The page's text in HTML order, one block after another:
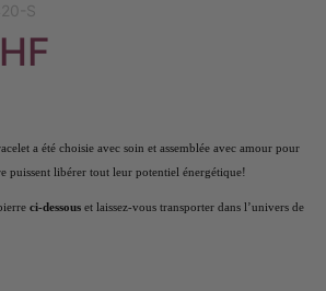
S
a été choisie avec soin et assemblée avec amour pour
puissent libérer tout leur potentiel énergétique!
ci-dessous et laissez-vous transporter dans l’univers de